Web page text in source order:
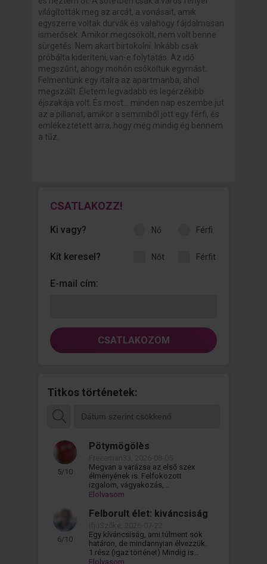
világították meg az arcát, a vonásait, amik
egyszerre voltak durvák és valahogy fájdalmasan
ismerősek. Amikor megcsókolt, nem volt benne
sürgetés. Nem akart birtokolni. Inkább csak
próbálta kideríteni, van-e folytatás. Az idő
megszűnt, ahogy mohón csókoltuk egymást.
Felmentünk egy italra az apartmanba, ahol
megszállt. Életem legvadabb és legérzékibb
éjszakája volt. És most... minden nap eszembe jut
az a pillanat, amikor a semmiből jött egy férfi, és
emlékeztetett arra, hogy még mindig ég bennem
a tűz.
CSATLAKOZZ!
Ki vagy? nő férfi
Kit keresel? nőt férfit
E-mail cím:
CSATLAKOZOM
Titkos történetek:
5/10
Pötymögölès
Megvan a varázsa az első szex
élményének is. Felfokozott
izgalom, vágyakozás,
kíváncsiság. És persze mindig a
Elolvasom
6/10
Felborult élet: kiváncsiság
Egy kíváncsiság, ami túlment sok
határon, de mindannyian élvezzük.
1.rész (igaz történet) Mindig is
kíváncsi voltam. Milyen lenne ez...
Elolvasom